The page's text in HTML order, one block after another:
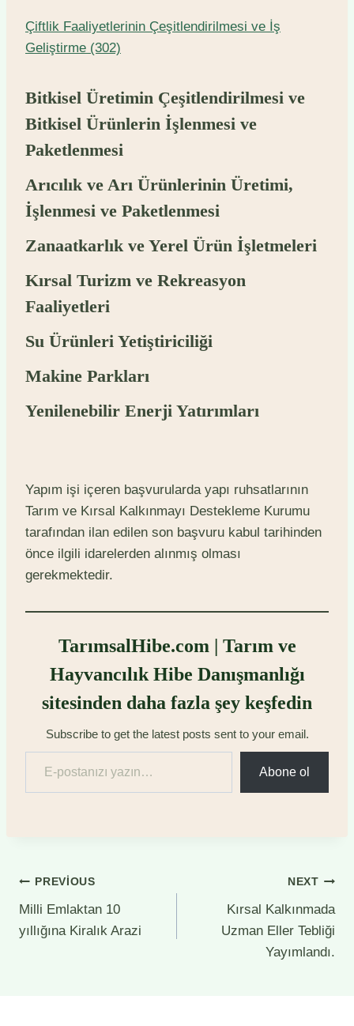
Çiftlik Faaliyetlerinin Çeşitlendirilmesi ve İş
Geliştirme (302)
Bitkisel Üretimin Çeşitlendirilmesi ve
Bitkisel Ürünlerin İşlenmesi ve
Paketlenmesi
Arıcılık ve Arı Ürünlerinin Üretimi,
İşlenmesi ve Paketlenmesi
Zanaatkarlık ve Yerel Ürün İşletmeleri
Kırsal Turizm ve Rekreasyon
Faaliyetleri
Su Ürünleri Yetiştiriciliği
Makine Parkları
Yenilenebilir Enerji Yatırımları
Yapım işi içeren başvurularda yapı ruhsatlarının
Tarım ve Kırsal Kalkınmayı Destekleme Kurumu
tarafından ilan edilen son başvuru kabul tarihinden
önce ilgili idarelerden alınmış olması
gerekmektedir.
TarımsalHibe.com | Tarım ve
Hayvancılık Hibe Danışmanlığı
sitesinden daha fazla şey keşfedin
Subscribe to get the latest posts sent to your email.
E-postanızı yazın…
Abone ol
Yazı
gezinmesi
PREVIOUS
Milli Emlaktan 10
yıllığına Kiralık Arazi
NEXT
Kırsal Kalkınmada
Uzman Eller Tebliği
Yayımlandı.